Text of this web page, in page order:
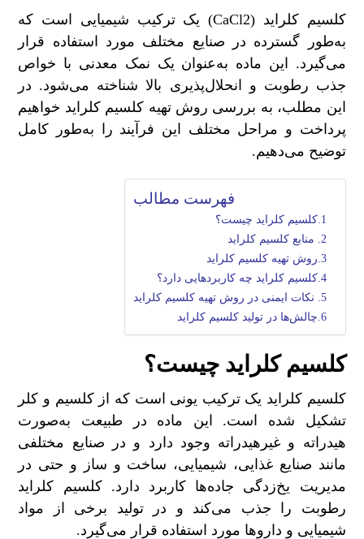
کلسیم کلراید (CaCl2) یک ترکیب شیمیایی است که
به‌طور گسترده‌ در صنایع مختلف مورد استفاده قرار
می‌گیرد. این ماده به‌عنوان یک نمک معدنی با خواص
جذب رطوبت و انحلال‌پذیری بالا شناخته می‌شود. در
این مطلب، به بررسی روش تهیه کلسیم کلراید خواهیم
پرداخت و مراحل مختلف این فرآیند را به‌طور کامل
توضیح می‌دهیم.
فهرست مطالب
کلسیم کلراید چیست؟
منابع کلسیم کلراید
روش تهیه کلسیم کلراید
کلسیم کلراید چه کاربردهایی دارد؟
نکات ایمنی در روش تهیه کلسیم کلراید
چالش‌ها در تولید کلسیم کلراید
کلسیم کلراید چیست؟
کلسیم کلراید یک ترکیب یونی است که از کلسیم و کلر
تشکیل شده است. این ماده در طبیعت به‌صورت
هیدراته و غیرهیدراته وجود دارد و در صنایع مختلفی
مانند صنایع غذایی، شیمیایی، ساخت و ساز و حتی در
مدیریت یخ‌زدگی جاده‌ها کاربرد دارد. کلسیم کلراید
رطوبت را جذب می‌کند و در تولید برخی از مواد
شیمیایی و داروها مورد استفاده قرار می‌گیرد.